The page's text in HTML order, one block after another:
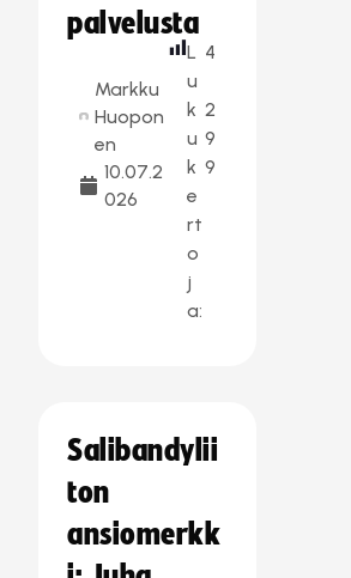
palvelusta
Markku
Huopon
en
10.07.2
026
L
u
k
u
k
e
rt
o
j
a:
4
2
9
9
Salibandylii
ton
ansiomerkk